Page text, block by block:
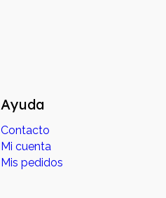
Ayuda
Contacto
Mi cuenta
Mis pedidos